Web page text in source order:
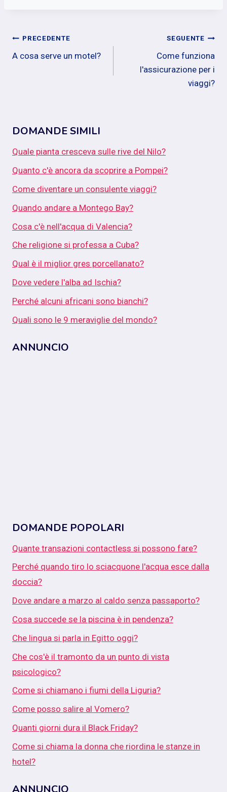
Navigazione
articoli
PRECEDENTE
A cosa serve un motel?
SEGUENTE
Come funziona
l'assicurazione per i
viaggi?
DOMANDE SIMILI
Quale pianta cresceva sulle rive del Nilo?
Quanto c'è ancora da scoprire a Pompei?
Come diventare un consulente viaggi?
Quando andare a Montego Bay?
Cosa c'è nell'acqua di Valencia?
Che religione si professa a Cuba?
Qual è il miglior gres porcellanato?
Dove vedere l'alba ad Ischia?
Perché alcuni africani sono bianchi?
Quali sono le 9 meraviglie del mondo?
ANNUNCIO
DOMANDE POPOLARI
Quante transazioni contactless si possono fare?
Perché quando tiro lo sciacquone l'acqua esce dalla
doccia?
Dove andare a marzo al caldo senza passaporto?
Cosa succede se la piscina è in pendenza?
Che lingua si parla in Egitto oggi?
Che cos'è il tramonto da un punto di vista
psicologico?
Come si chiamano i fiumi della Liguria?
Come posso salire al Vomero?
Quanti giorni dura il Black Friday?
Come si chiama la donna che riordina le stanze in
hotel?